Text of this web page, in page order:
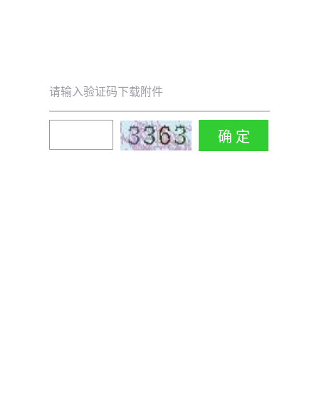
请输入验证码下载附件